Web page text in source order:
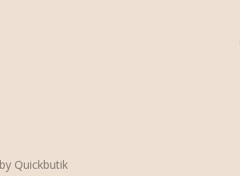
Quickbutik